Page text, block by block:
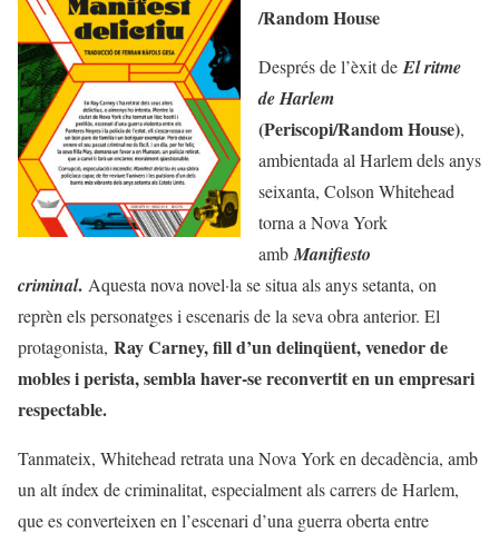
/Random House
Després de l’èxit de El ritme
de Harlem
(Periscopi/Random House),
ambientada al Harlem dels anys
seixanta, Colson Whitehead
torna a Nova York
amb Manifiesto
criminal. Aquesta nova novel·la se situa als anys setanta, on
reprèn els personatges i escenaris de la seva obra anterior. El
protagonista, Ray Carney, fill d’un delinqüent, venedor de
mobles i perista, sembla haver-se reconvertit en un empresari
respectable.
Tanmateix, Whitehead retrata una Nova York en decadència, amb
un alt índex de criminalitat, especialment als carrers de Harlem,
que es converteixen en l’escenari d’una guerra oberta entre